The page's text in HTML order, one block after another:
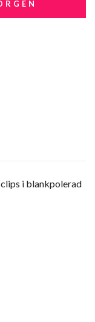
i blankpolerad